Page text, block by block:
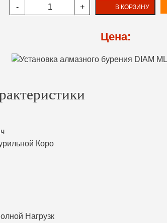
- + В КОРЗИНУ
Цена:
Коро
Нагрузк